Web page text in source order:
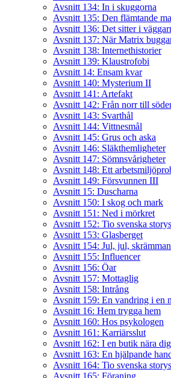
Avsnitt 134: In i skuggorna
Avsnitt 135: Den flämtande
Avsnitt 136: Det sitter i
Avsnitt 137: När Matrix
Avsnitt 138: Internethistorier
Avsnitt 139: Klaustrofobi
Avsnitt 14: Ensam kvar
Avsnitt 140: Mysterium II
Avsnitt 141: Artefakt
Avsnitt 142: Från norr till
Avsnitt 143: Svarthål
Avsnitt 144: Vittnesmål
Avsnitt 145: Grus och aska
Avsnitt 146: Släkthemligheter
Avsnitt 147: Sömnsvårigheter
Avsnitt 148: Ett
Avsnitt 149: Försvunnen III
Avsnitt 15: Duscharna
Avsnitt 150: I skog och mark
Avsnitt 151: Ned i mörkret
Avsnitt 152: Tio svenska
Avsnitt 153: Glasberget
Avsnitt 154: Jul, jul,
Avsnitt 155: Influencer
Avsnitt 156: Öar
Avsnitt 157: Mottaglig
Avsnitt 158: Intrång
Avsnitt 159: En vandring i en
Avsnitt 16: Hem trygga hem
Avsnitt 160: Hos psykologen
Avsnitt 161: Karriärsslut
Avsnitt 162: I en butik nära dig
Avsnitt 163: En hjälpande
Avsnitt 164: Tio svenska
Avsnitt 165: Föraning